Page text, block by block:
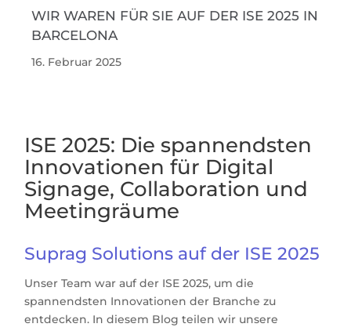
WIR WAREN FÜR SIE AUF DER ISE 2025 IN
BARCELONA
16. Februar 2025
ISE 2025: Die spannendsten
Innovationen für Digital
Signage, Collaboration und
Meetingräume
Suprag Solutions auf der ISE 2025
Unser Team war auf der ISE 2025, um die
spannendsten Innovationen der Branche zu
entdecken. In diesem Blog teilen wir unsere